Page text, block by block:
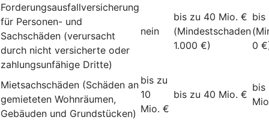
Forderungsausfallversicherung
für Personen- und
Sachschäden (verursacht
durch nicht versicherte oder
zahlungsunfähige Dritte)
nein
bis zu 40 Mio. €
(Mindestschaden
1.000 €)
bis
0
Mietsachschäden (Schäden an
gemieteten Wohnräumen,
Gebäuden und Grundstücken)
bis zu
10
Mio. €
bis zu 40 Mio. €
bis